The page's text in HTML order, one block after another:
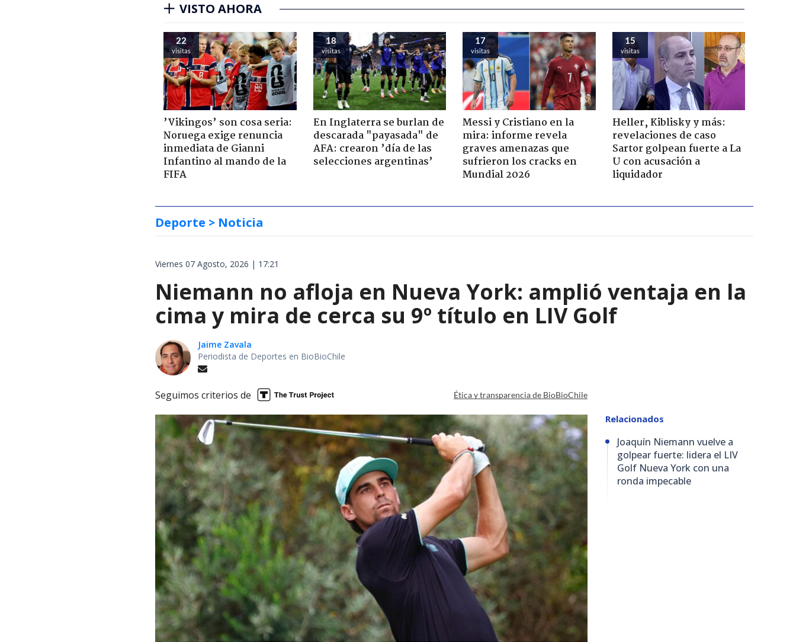
VISTO AHORA
22
visitas
’Vikingos’ son cosa seria:
Noruega exige renuncia
inmediata de Gianni
Infantino al mando de la
FIFA
18
visitas
En Inglaterra se burlan de
descarada "payasada" de
AFA: crearon ’día de las
selecciones argentinas’
17
visitas
Messi y Cristiano en la
mira: informe revela
graves amenazas que
sufrieron los cracks en
Mundial 2026
15
visitas
Heller, Kiblisky y más:
revelaciones de caso
Sartor golpean fuerte a La
U con acusación a
liquidador
Deporte > Noticia
Viernes 07 Agosto, 2026 | 17:21
Niemann no afloja en Nueva York: amplió ventaja en la
cima y mira de cerca su 9º título en LIV Golf
Jaime Zavala
Periodista de Deportes en BioBioChile
Seguimos criterios de Ética y transparencia de BioBioChile
Relacionados
Joaquín Niemann vuelve a
golpear fuerte: lidera el LIV
Golf Nueva York con una
ronda impecable